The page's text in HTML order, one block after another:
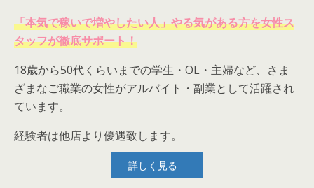
「本気で稼いで増やしたい人」やる気がある方を女性ス
タッフが徹底サポート！
18歳から50代くらいまでの学生・OL・主婦など、さま
ざまなご職業の女性がアルバイト・副業として活躍され
ています。
経験者は他店より優遇致します。
詳しく見る